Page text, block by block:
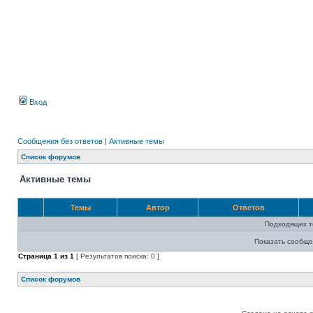
Вход
Сообщения без ответов | Активные темы
Список форумов
Активные темы
Темы Автор Ответов
Подходящих
Показать
Страница 1 из 1 [ Результатов поиска: 0 ]
Список форумов